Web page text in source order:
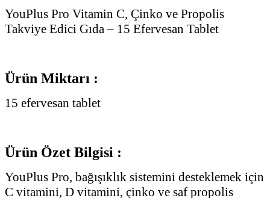
YouPlus Pro Vitamin C, Çinko ve Propolis
Takviye Edici Gıda – 15 Efervesan Tablet
Ürün Miktarı :
15 efervesan tablet
Ürün Özet Bilgisi :
YouPlus Pro, bağışıklık sistemini desteklemek için
C vitamini, D vitamini, çinko ve saf propolis